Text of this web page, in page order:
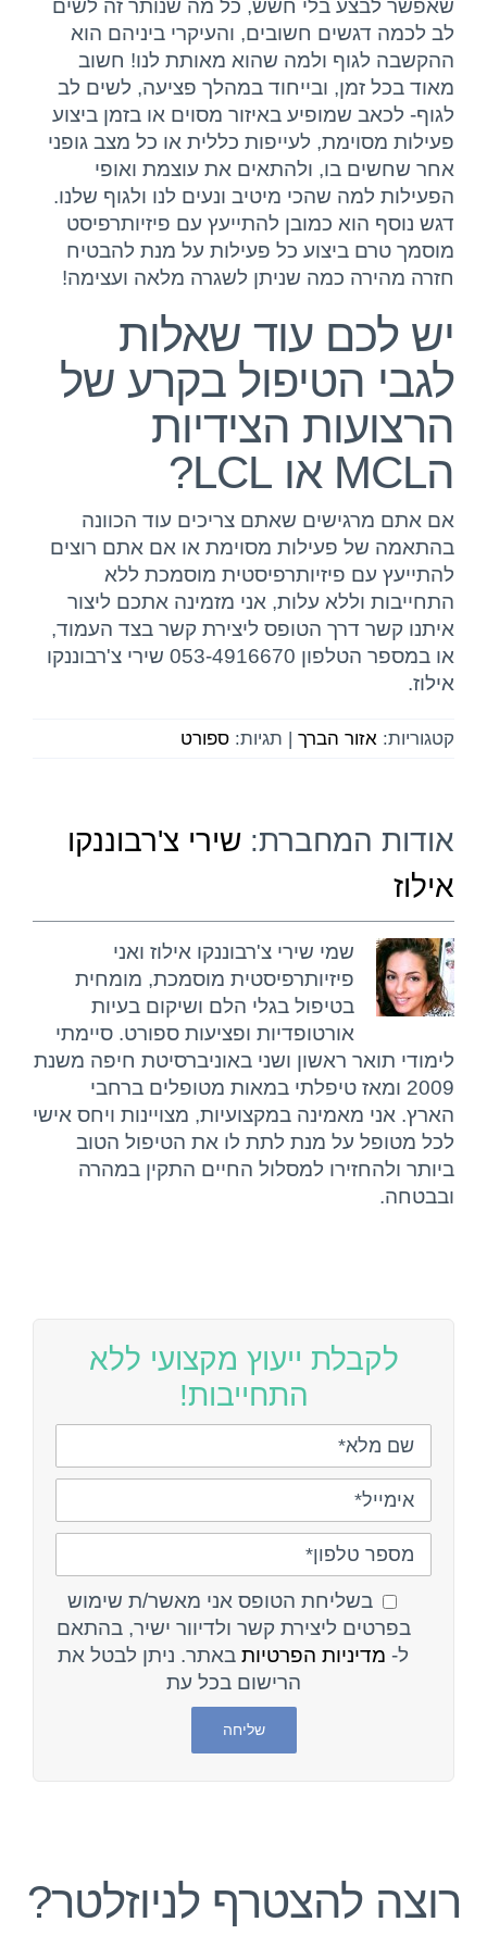
שאפשר לבצע בלי חשש, כל מה שנותר זה לשים
לב לכמה דגשים חשובים, והעיקרי ביניהם הוא
ההקשבה לגוף ולמה שהוא מאותת לנו! חשוב
מאוד בכל זמן, ובייחוד במהלך פציעה, לשים לב
לגוף- לכאב שמופיע באיזור מסוים או בזמן ביצוע
פעילות מסוימת, לעייפות כללית או כל מצב גופני
אחר שחשים בו, ולהתאים את עוצמת ואופי
הפעילות למה שהכי מיטיב ונעים לנו ולגוף שלנו.
דגש נוסף הוא כמובן להתייעץ עם פיזיותרפיסט
מוסמך טרם ביצוע כל פעילות על מנת להבטיח
חזרה מהירה כמה שניתן לשגרה מלאה ועצימה!
יש לכם עוד שאלות
לגבי הטיפול בקרע של
הרצועות הצידיות
הMCL או LCL?
אם אתם מרגישים שאתם צריכים עוד הכוונה
בהתאמה של פעילות מסוימת או אם אתם רוצים
להתייעץ עם פיזיותרפיסטית מוסמכת ללא
התחייבות וללא עלות, אני מזמינה אתכם ליצור
איתנו קשר דרך הטופס ליצירת קשר בצד העמוד,
או במספר הטלפון 053-4916670 שירי צ'רבוננקו
אילוז.
קטגוריות: אזור הברך | תגיות: ספורט
אודות המחברת: שירי צ'רבוננקו
אילוז
שמי שירי צ'רבוננקו אילוז ואני
פיזיותרפיסטית מוסמכת, מומחית
בטיפול בגלי הלם ושיקום בעיות
אורטופדיות ופציעות ספורט. סיימתי
לימודי תואר ראשון ושני באוניברסיטת חיפה משנת
2009 ומאז טיפלתי במאות מטופלים ברחבי
הארץ. אני מאמינה במקצועיות, מצויינות ויחס אישי
לכל מטופל על מנת לתת לו את הטיפול הטוב
ביותר ולהחזירו למסלול החיים התקין במהרה
ובבטחה.
לקבלת ייעוץ מקצועי ללא
התחייבות!
בשליחת הטופס אני מאשר/ת שימוש
בפרטים ליצירת קשר ולדיוור ישיר, בהתאם
ל- מדיניות הפרטיות באתר. ניתן לבטל את
הרישום בכל עת
רוצה להצטרף לניוזלטר?